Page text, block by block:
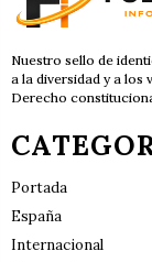
Nuestro sello de
a la diversidad y a los
Derecho
Portada
España
Internacional